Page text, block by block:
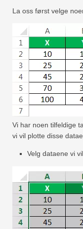
La oss først velge
Vi har noen tilfeldige
vi vil plotte disse
Velg dataene vi